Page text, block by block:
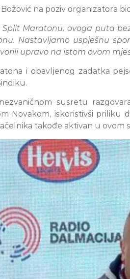
na poziv organizatora
Maratonu, ovoga puta
Nastavljamo uspješnu
upravo na istom ovom
i obavljenog zadatka
susretu
Novakom, iskoristivši
takođe aktivan u ovom